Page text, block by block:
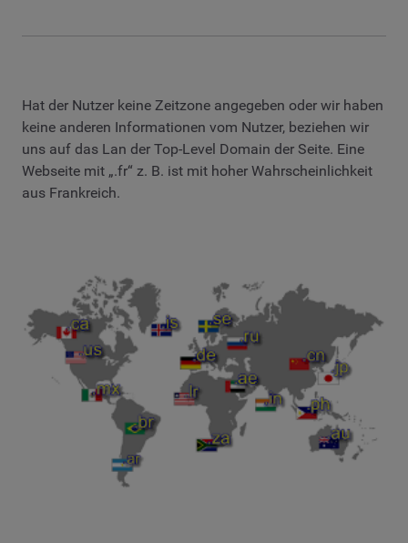
Hat der Nutzer keine Zeitzone angegeben oder wir haben
keine anderen Informationen vom Nutzer, beziehen wir
uns auf das Lan der Top-Level Domain der Seite. Eine
Webseite mit „.fr“ z. B. ist mit hoher Wahrscheinlichkeit
aus Frankreich.